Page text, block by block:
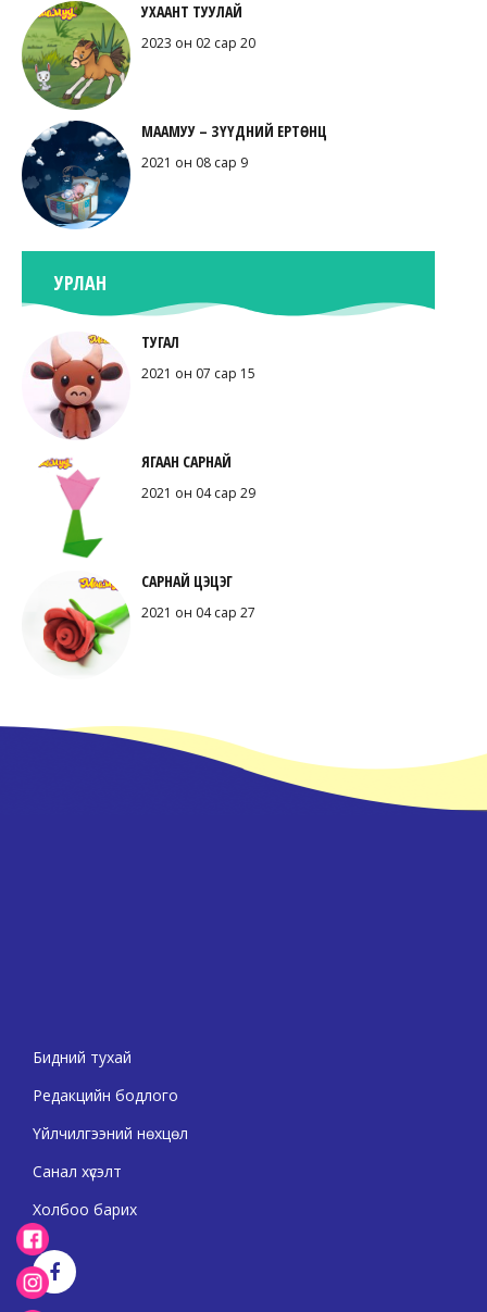
УХААНТ ТУУЛАЙ
2023 он 02 сар 20
МААМУУ – ЗҮҮДНИЙ ЕРТӨНЦ
2021 он 08 сар 9
УРЛАН
ТУГАЛ
2021 он 07 сар 15
ЯГААН САРНАЙ
2021 он 04 сар 29
САРНАЙ ЦЭЦЭГ
2021 он 04 сар 27
Бидний тухай
Редакцийн бодлого
Үйлчилгээний нөхцөл
Санал хүсэлт
Холбоо барих